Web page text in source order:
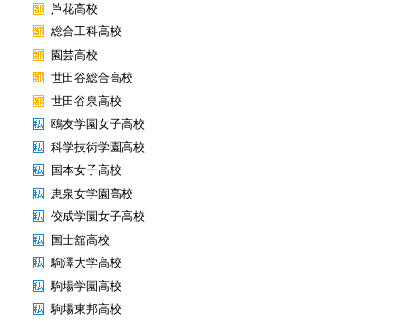
芦花高校
総合工科高校
園芸高校
世田谷総合高校
世田谷泉高校
鴎友学園女子高校
科学技術学園高校
国本女子高校
恵泉女学園高校
佼成学園女子高校
国士舘高校
駒澤大学高校
駒場学園高校
駒場東邦高校